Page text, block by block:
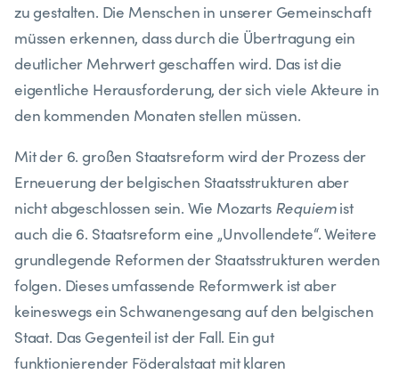
zu gestalten. Die Menschen in unserer Gemeinschaft
müssen erkennen, dass durch die Übertragung ein
deutlicher Mehrwert geschaffen wird. Das ist die
eigentliche Herausforderung, der sich viele Akteure in
den kommenden Monaten stellen müssen.
Mit der 6. großen Staatsreform wird der Prozess der
Erneuerung der belgischen Staatsstrukturen aber
nicht abgeschlossen sein. Wie Mozarts Requiemist
auch die 6. Staatsreform eine „Unvollendete“. Weitere
grundlegende Reformen der Staatsstrukturen werden
folgen. Dieses umfassende Reformwerk ist aber
keineswegs ein Schwanengesang auf den belgischen
Staat. Das Gegenteil ist der Fall. Ein gut
funktionierender Föderalstaat mit klaren